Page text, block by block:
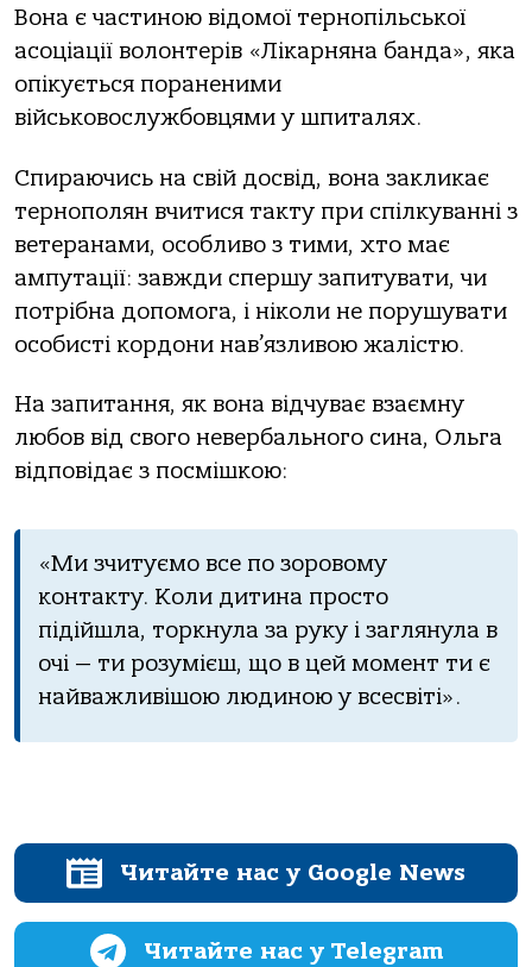
Вона є частиною відомої тернопільської
асоціації волонтерів «Лікарняна банда», яка
опікується пораненими
військовослужбовцями у шпиталях.
Спираючись на свій досвід, вона закликає
тернополян вчитися такту при спілкуванні з
ветеранами, особливо з тими, хто має
ампутації: завжди спершу запитувати, чи
потрібна допомога, і ніколи не порушувати
особисті кордони нав’язливою жалістю.
На запитання, як вона відчуває взаємну
любов від свого невербального сина, Ольга
відповідає з посмішкою:
«Ми зчитуємо все по зоровому
контакту. Коли дитина просто
підійшла, торкнула за руку і заглянула в
очі — ти розумієш, що в цей момент ти є
найважливішою людиною у всесвіті».
Читайте нас у Google News
Читайте нас у Telegram